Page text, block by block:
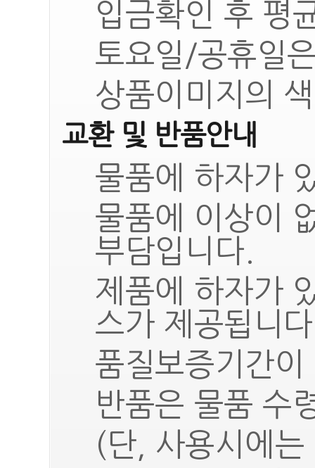
입금확인 후 평
토요일/공휴일
상품이미지의
교환 및 반품안내
물품에 하자가
물품에 이상이
부담입니다.
제품에 하자가
스가 제공됩니
품질보증기간
반품은 물품 수
(단, 사용시에